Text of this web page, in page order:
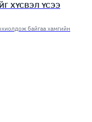
ХҮСВЭЛ ҮСЭЭ
байгаа хамгийн